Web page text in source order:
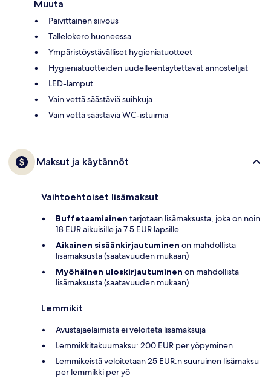
Muuta
Päivittäinen siivous
Tallelokero huoneessa
Ympäristöystävälliset hygieniatuotteet
Hygieniatuotteiden uudelleentäytettävät annostelijat
LED-lamput
Vain vettä säästäviä suihkuja
Vain vettä säästäviä WC-istuimia
Maksut ja käytännöt
Vaihtoehtoiset lisämaksut
Buffetaamiainen tarjotaan lisämaksusta, joka on noin
18 EUR aikuisille ja 7.5 EUR lapsille
Aikainen sisäänkirjautuminen on mahdollista
lisämaksusta (saatavuuden mukaan)
Myöhäinen uloskirjautuminen on mahdollista
lisämaksusta (saatavuuden mukaan)
Lemmikit
Avustajaeläimistä ei veloiteta lisämaksuja
Lemmikkitakuumaksu: 200 EUR per yöpyminen
Lemmikeistä veloitetaan 25 EUR:n suuruinen lisämaksu
per lemmikki per yö